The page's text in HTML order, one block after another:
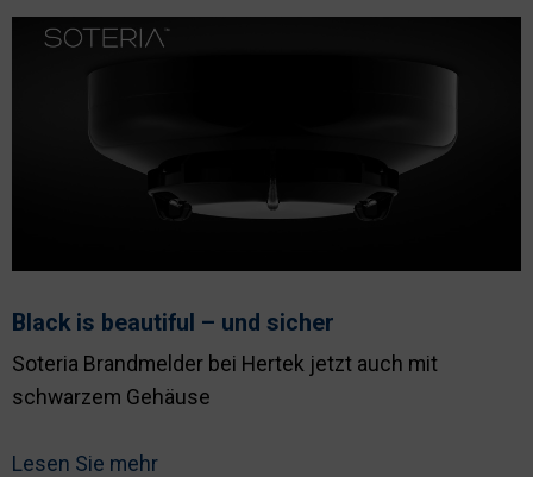
Black is beautiful – und sicher
Soteria Brandmelder bei Hertek jetzt auch mit
schwarzem Gehäuse
Lesen Sie mehr